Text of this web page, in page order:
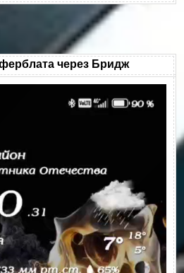
через Бридж